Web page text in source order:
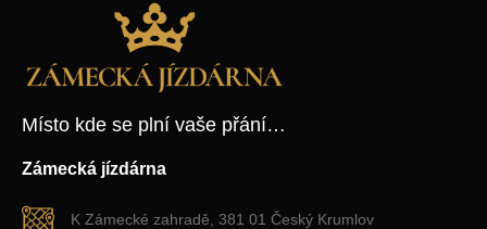
Místo kde se plní vaše přání…
Zámecká jízdárna
K Zámecké zahradě, 381 01 Český Krumlov